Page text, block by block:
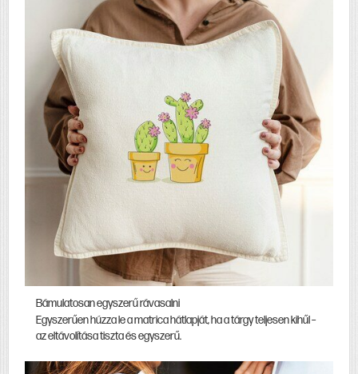
Bámulatosan egyszerű rávasalni
Egyszerűen húzza le a matrica hátlapját, ha a tárgy teljesen kihűl –
az eltávolítása tiszta és egyszerű.